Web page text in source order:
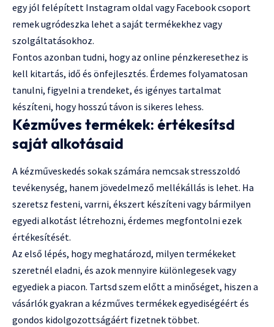
egy jól felépített Instagram oldal vagy Facebook csoport
remek ugródeszka lehet a saját termékekhez vagy
szolgáltatásokhoz.
Fontos azonban tudni, hogy az online pénzkeresethez is
kell kitartás, idő és önfejlesztés. Érdemes folyamatosan
tanulni, figyelni a trendeket, és igényes tartalmat
készíteni, hogy hosszú távon is sikeres lehess.
Kézműves termékek: értékesítsd
saját alkotásaid
A kézműveskedés sokak számára nemcsak stresszoldó
tevékenység, hanem jövedelmező mellékállás is lehet. Ha
szeretsz festeni, varrni, ékszert készíteni vagy bármilyen
egyedi alkotást létrehozni, érdemes megfontolni ezek
értékesítését.
Az első lépés, hogy meghatározd, milyen termékeket
szeretnél eladni, és azok mennyire különlegesek vagy
egyediek a piacon. Tartsd szem előtt a minőséget, hiszen a
vásárlók gyakran a kézműves termékek egyediségéért és
gondos kidolgozottságáért fizetnek többet.